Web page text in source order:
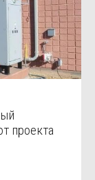
проекта